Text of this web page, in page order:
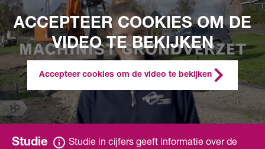
ACCEPTEER COOKIES OM DE
VIDEO TE BEKIJKEN
Accepteer cookies om de video te bekijken
Studie
Studie in cijfers geeft informatie over de